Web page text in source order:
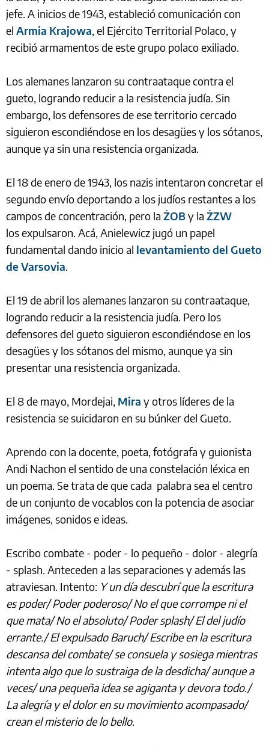
jefe. A inicios de 1943, estableció comunicación con
el Armia Krajowa, el Ejército Territorial Polaco, y
recibió armamentos de este grupo polaco exiliado.
Los alemanes lanzaron su contraataque contra el
gueto, logrando reducir a la resistencia judía. Sin
embargo, los defensores de ese territorio cercado
siguieron escondiéndose en los desagües y los sótanos,
aunque ya sin una resistencia organizada.
El 18 de enero de 1943, los nazis intentaron concretar el
segundo envío deportando a los judíos restantes a los
campos de concentración, pero la ŻOBy la ŻZW
los expulsaron. Acá, Anielewicz jugó un papel
fundamental dando inicio al levantamiento del Gueto
de Varsovia.
El 19 de abril los alemanes lanzaron su contraataque,
logrando reducir a la resistencia judía. Pero los
defensores del gueto siguieron escondiéndose en los
desagües y los sótanos del mismo, aunque ya sin
presentar una resistencia organizada.
El 8 de mayo, Mordejai, Mira y otros líderes de la
resistencia se suicidaron en su búnker del Gueto.
Aprendo con la docente, poeta, fotógrafa y guionista
Andi Nachon el sentido de una constelación léxica en
un poema. Se trata de que cada palabra sea el centro
de un conjunto de vocablos con la potencia de asociar
imágenes, sonidos e ideas.
Escribo combate - poder - lo pequeño - dolor - alegría
- splash. Anteceden a las separaciones y además las
atraviesan. Intento: Y un día descubrí que la escritura
es poder/ Poder poderoso/ No el que corrompe ni el
que mata/ No el absoluto/ Poder splash/ El del judío
errante./ El expulsado Baruch/ Escribe en la escritura
descansa del combate/ se consuela y sosiega mientras
intenta algo que lo sustraiga de la desdicha/ aunque a
veces/ una pequeña idea se agiganta y devora todo./
La alegría y el dolor en su movimiento acompasado/
crean el misterio de lo bello.